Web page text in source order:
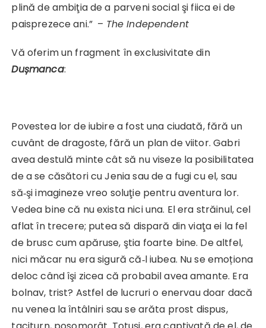
plină de ambiţia de a parveni social şi fiica ei de
paisprezece ani.” – The Independent
Vă oferim un fragment în exclusivitate din
Dușmanca:
Povestea lor de iubire a fost una ciudată, fără un
cuvânt de dragoste, fără un plan de viitor. Gabri
avea destulă minte cât să nu viseze la posibilitatea
de a se căsători cu Jenia sau de a fugi cu el, sau
să‑şi imagineze vreo soluţie pentru aventura lor.
Vedea bine că nu exista nici una. El era străinul, cel
aflat în trecere; putea să dispară din viaţa ei la fel
de brusc cum apăruse, ştia foarte bine. De altfel,
nici măcar nu era sigură că‑l iubea. Nu se emoționa
deloc când îşi zicea că probabil avea amante. Era
bolnav, trist? Astfel de lucruri o enervau doar dacă
nu venea la întâlniri sau se arăta prost dispus,